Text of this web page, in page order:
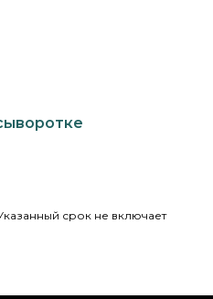
срок не включает